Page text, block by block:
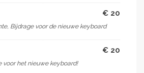
€ 20
Bijdrage voor de nieuwe keyboard
€ 20
voor het nieuwe keyboard!